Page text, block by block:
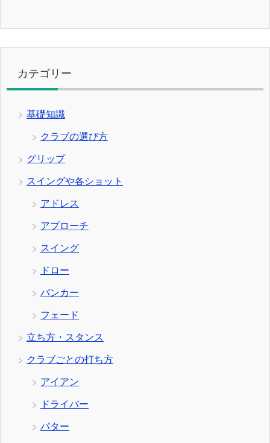
カテゴリー
基礎知識
クラブの選び方
グリップ
スイングや各ショット
アドレス
アプローチ
スイング
ドロー
バンカー
フェード
立ち方・スタンス
クラブごとの打ち方
アイアン
ドライバー
パター